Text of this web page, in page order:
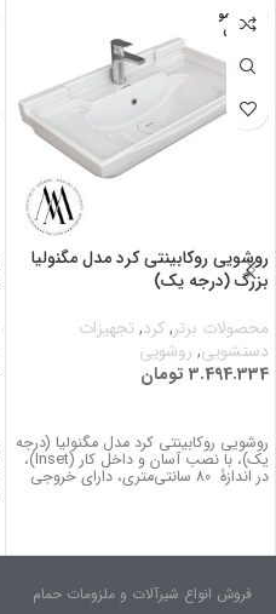
اتمام مو
جودی
روشویی روکابینتی کرد مدل مگنولیا
بزرگ (درجه یک)
محصولات برتر,کرد,تجهیزات
دستشویی, روشویی
3.494.334 تومان
روشویی روکابینتی کرد مدل مگنولیا (درجه
یک)، با نصب آسان و داخل کار (Inset)،
در اندازۀ 80 سانتی‌متری، دارای خروجی
فروش انواع شیرآلات و ملزومات حمام